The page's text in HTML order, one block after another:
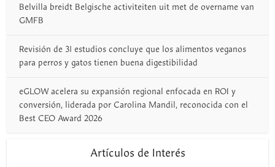
Belvilla breidt Belgische activiteiten uit met de overname van
GMFB
Revisión de 31 estudios concluye que los alimentos veganos
para perros y gatos tienen buena digestibilidad
eGLOW acelera su expansión regional enfocada en ROI y
conversión, liderada por Carolina Mandil, reconocida con el
Best CEO Award 2026
Artículos de Interés